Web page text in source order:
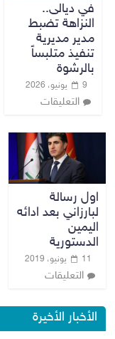
في ديالى..
النزاهة تضبط
مدير مديرية
تنفيذ متلبساً
بالرشوة
9 يونيو، 2026
التعليقات
اول رسالة
لبارزاني بعد ادائه
اليمين
الدستورية
11 يونيو، 2019
التعليقات
الأخبار الأخيرة